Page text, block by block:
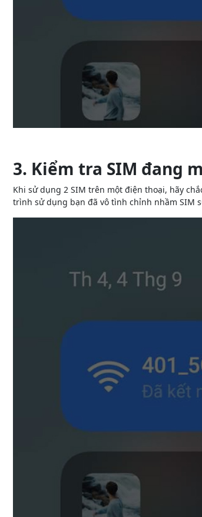
3. Kiểm tra SIM đang
Khi sử dụng 2 SIM trên một điện thoại, hãy
trình sử dụng bạn đã vô tình chỉnh nhầm SIM